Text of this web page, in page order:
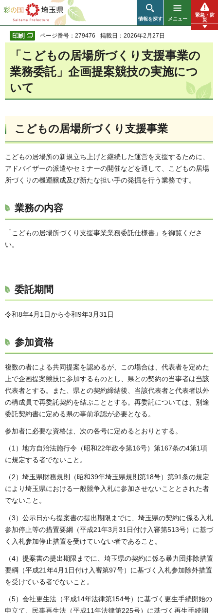
彩の国 埼玉県
情報を探す メニュー
緊急・防
災
ページ番号：279476 掲載日：2026年2月27日
「こどもの居場所づくり支援事業の
業務委託」企画提案競技の実施につ
いて
こどもの居場所づくり支援事業
こどもの居場所の新規立ち上げと継続した運営を支援するために、
アドバイザーの派遣やセミナーの開催などを通して、こどもの居場
所づくりの機運醸成及び新たな担い手の発掘を行う業務です。
業務の内容
「こどもの居場所づくり支援事業業務委託仕様書」を御覧くださ
い。
委託期間
令和8年4月1日から令和9年3月31日
参加資格
複数の者による共同提案を認めるが、この場合は、代表者を定めた
上で企画提案競技に参加するものとし、県との契約の当事者は当該
代表者とする。また、県との契約締結後、当該代表者と代表者以外
の構成員で再委託契約を結ぶこととする。再委託については、別途
委託契約書に定める県の事前承認が必要となる。
参加者に必要な資格は、次の各号に定めるとおりとする。
（1）地方自治法施行令（昭和22年政令第16号）第167条の4第1項
に規定する者でないこと。
（2）埼玉県財務規則（昭和39年埼玉県規則第18号）第91条の規定
により埼玉県における一般競争入札に参加させないこととされた者
でないこと。
（3）公示日から提案書の提出期限までに、埼玉県の契約に係る入札
参加停止等の措置要綱（平成21年3月31日付け入審第513号）に基づ
く入札参加停止措置を受けていない者であること。
（4）提案書の提出期限までに、埼玉県の契約に係る暴力団排除措置
要綱（平成21年4月1日付け入審第97号）に基づく入札参加除外措置
を受けている者でないこと。
（5）会社更生法（平成14年法律第154号）に基づく更生手続開始の
申立て、民事再生法（平成11年法律第225号）に基づく再生手続開